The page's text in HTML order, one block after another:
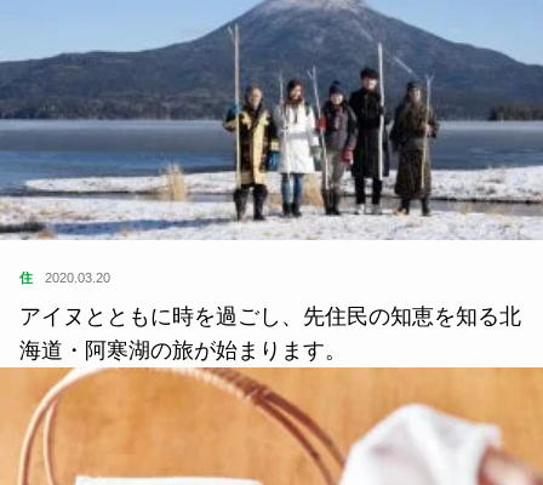
住 2020.03.20
アイヌとともに時を過ごし、先住民の知恵を知る北
海道・阿寒湖の旅が始まります。